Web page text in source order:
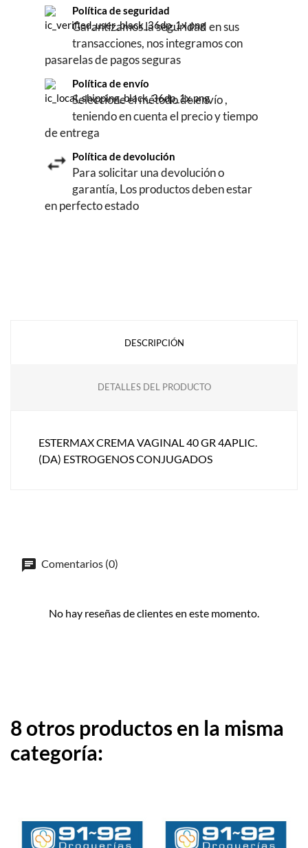
Política de seguridad
Garantizamos la seguridad en sus
transacciones, nos integramos con
pasarelas de pagos seguras
Política de envío
Seleccione el método de envío ,
teniendo en cuenta el precio y tiempo
de entrega
Política de devolución
Para solicitar una devolución o
garantía, Los productos deben estar
en perfecto estado
DESCRIPCIÓN
DETALLES DEL PRODUCTO
ESTERMAX CREMA VAGINAL 40 GR 4APLIC.
(DA) ESTROGENOS CONJUGADOS
Comentarios (0)
No hay reseñas de clientes en este momento.
8 otros productos en la misma
categoría: